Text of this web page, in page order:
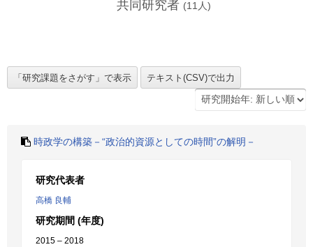
共同研究者 (11 人)
時政学の構築－“政治的資源としての時間”の解明－
研究代表者
高橋 良輔
研究期間 (年度)
2015 – 2018